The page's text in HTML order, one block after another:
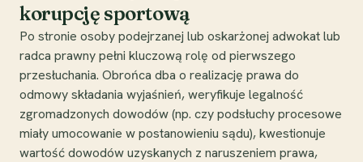
korupcję sportową
Po stronie osoby podejrzanej lub oskarżonej adwokat lub
radca prawny pełni kluczową rolę od pierwszego
przesłuchania. Obrońca dba o realizację prawa do
odmowy składania wyjaśnień, weryfikuje legalność
zgromadzonych dowodów (np. czy podsłuchy procesowe
miały umocowanie w postanowieniu sądu), kwestionuje
wartość dowodów uzyskanych z naruszeniem prawa,